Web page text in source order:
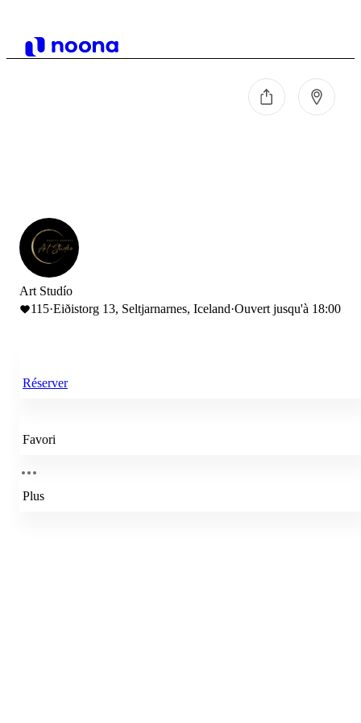
Art Studío
115·Eiðistorg 13, Seltjarnarnes, Iceland·Ouvert jusqu'à 18:00
Réserver
Favori
Plus